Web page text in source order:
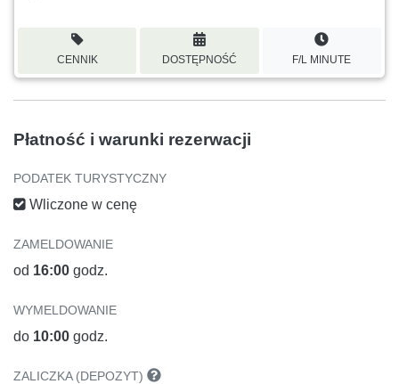
CENNIK DOSTĘPNOŚĆ F/L MINUTE
Płatność i warunki rezerwacji
PODATEK TURYSTYCZNY
Wliczone w cenę
ZAMELDOWANIE
od 16:00 godz.
WYMELDOWANIE
do 10:00 godz.
ZALICZKA (DEPOZYT)